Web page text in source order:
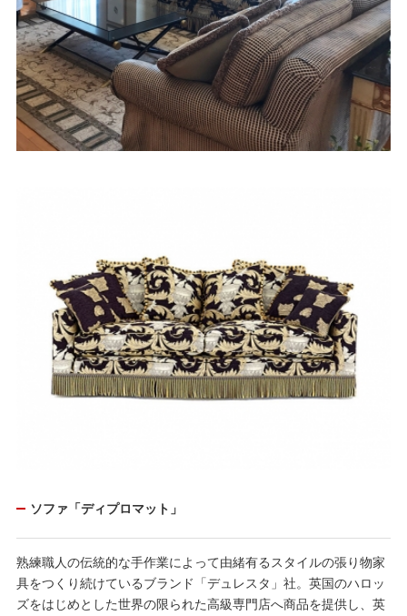
ソファ「ディプロマット」
熟練職人の伝統的な手作業によって由緒有るスタイルの張り物家
具をつくり続けているブランド「デュレスタ」社。英国のハロッ
ズをはじめとした世界の限られた高級専門店へ商品を提供し、英